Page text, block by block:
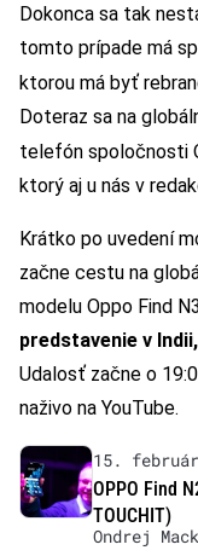
Dokonca sa tak
tomto prípade má
ktorou má byť
Doteraz sa na
telefón spoločnosti
ktorý aj u nás v
Krátko po uvedení
začne cestu na
modelu Oppo Find
predstavenie v
Udalosť začne o
naživo na YouTube.
15.
OPPO Find
TOUCHIT)
Ondrej